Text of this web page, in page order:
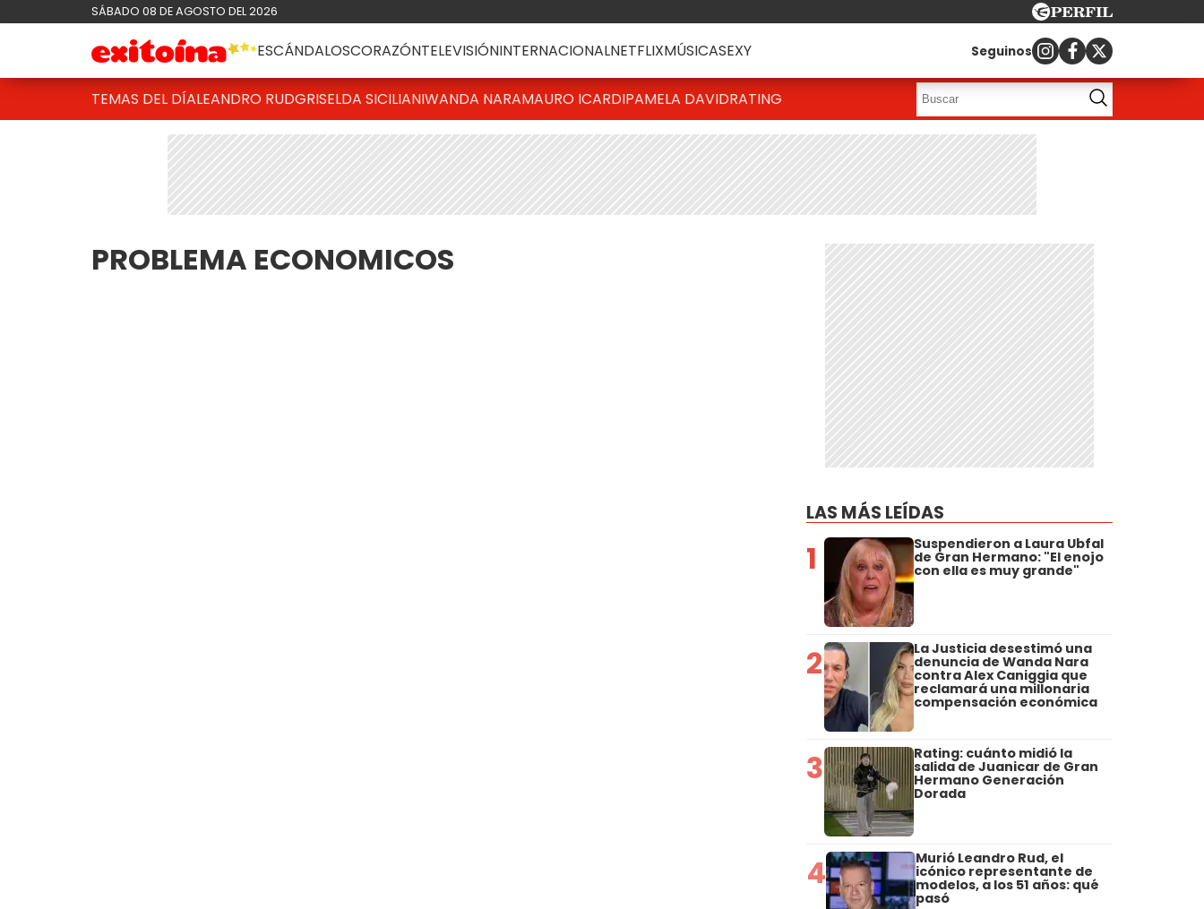
SÁBADO 08 DE AGOSTO DEL 2026
ESCÁNDALOSCORAZÓNTELEVISIÓNINTERNACIONALNETFLIXMÚSICASEXY Seguinos
TEMAS DEL DÍALEANDRO RUDGRISELDA SICILIANIWANDA NARAMAURO ICARDIPAMELA DAVIDRATING
PROBLEMA ECONOMICOS
LAS MÁS LEÍDAS
1 Suspendieron a Laura Ubfal
de Gran Hermano: "El enojo
con ella es muy grande"
2 La Justicia desestimó una
denuncia de Wanda Nara
contra Alex Caniggia que
reclamará una millonaria
compensación económica
3 Rating: cuánto midió la
salida de Juanicar de Gran
Hermano Generación
Dorada
4 Murió Leandro Rud, el
icónico representante de
modelos, a los 51 años: qué
pasó